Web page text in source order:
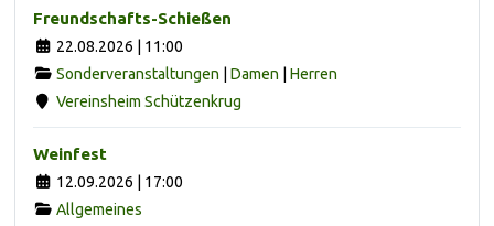
Freundschafts-Schießen
22.08.2026 | 11:00
Sonderveranstaltungen
Damen
Herren
Vereinsheim Schützenkrug
Weinfest
12.09.2026 | 17:00
Allgemeines